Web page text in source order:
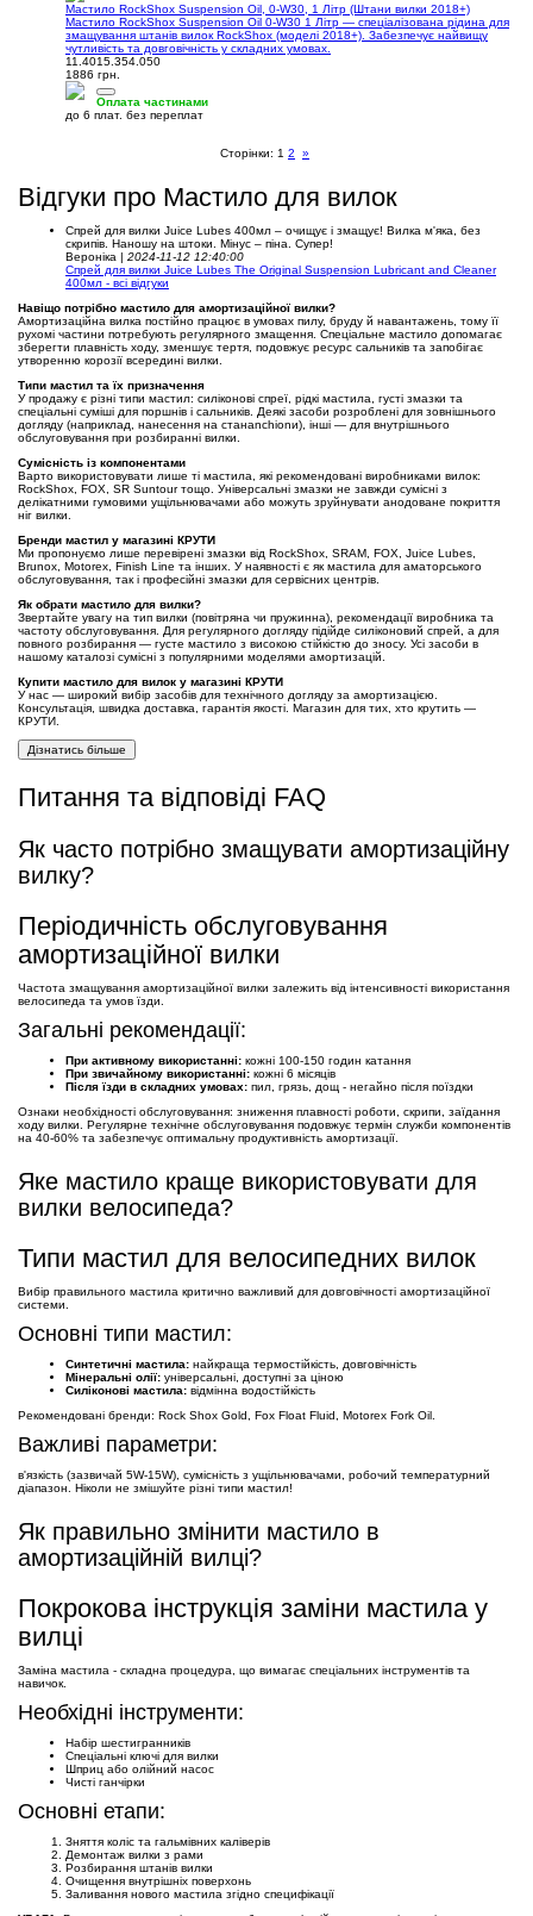
Мастило RockShox Suspension Oil, 0-W30, 1 Літр (Штани вилки 2018+)
Мастило RockShox Suspension Oil 0-W30 1 Літр — спеціалізована рідина для
змащування штанів вилок RockShox (моделі 2018+). Забезпечує найвищу
чутливість та довговічність у складних умовах.
11.4015.354.050
1886 грн.
Оплата частинами
до 6 плат. без переплат
Сторінки: 1 2 »
Відгуки про Мастило для вилок
Спрей для вилки Juice Lubes 400мл – очищує і змащує! Вилка м'яка, без
скрипів. Наношу на штоки. Мінус – піна. Супер!
Вероніка | 2024-11-12 12:40:00
Спрей для вилки Juice Lubes The Original Suspension Lubricant and Cleaner
400мл - всі відгуки
Навіщо потрібно мастило для амортизаційної вилки?
Амортизаційна вилка постійно працює в умовах пилу, бруду й навантажень, тому її
рухомі частини потребують регулярного змащення. Спеціальне мастило допомагає
зберегти плавність ходу, зменшує тертя, подовжує ресурс сальників та запобігає
утворенню корозії всередині вилки.
Типи мастил та їх призначення
У продажу є різні типи мастил: силіконові спреї, рідкі мастила, густі змазки та
спеціальні суміші для поршнів і сальників. Деякі засоби розроблені для зовнішнього
догляду (наприклад, нанесення на станanchionи), інші — для внутрішнього
обслуговування при розбиранні вилки.
Сумісність із компонентами
Варто використовувати лише ті мастила, які рекомендовані виробниками вилок:
RockShox, FOX, SR Suntour тощо. Універсальні змазки не завжди сумісні з
делікатними гумовими ущільнювачами або можуть зруйнувати анодоване покриття
ніг вилки.
Бренди мастил у магазині КРУТИ
Ми пропонуємо лише перевірені змазки від RockShox, SRAM, FOX, Juice Lubes,
Brunox, Motorex, Finish Line та інших. У наявності є як мастила для аматорського
обслуговування, так і професійні змазки для сервісних центрів.
Як обрати мастило для вилки?
Звертайте увагу на тип вилки (повітряна чи пружинна), рекомендації виробника та
частоту обслуговування. Для регулярного догляду підійде силіконовий спрей, а для
повного розбирання — густе мастило з високою стійкістю до зносу. Усі засоби в
нашому каталозі сумісні з популярними моделями амортизацій.
Купити мастило для вилок у магазині КРУТИ
У нас — широкий вибір засобів для технічного догляду за амортизацією.
Консультація, швидка доставка, гарантія якості. Магазин для тих, хто крутить —
КРУТИ.
Дізнатись більше
Питання та відповіді FAQ
Як часто потрібно змащувати амортизаційну
вилку?
Періодичність обслуговування
амортизаційної вилки
Частота змащування амортизаційної вилки залежить від інтенсивності використання
велосипеда та умов їзди.
Загальні рекомендації:
При активному використанні: кожні 100-150 годин катання
При звичайному використанні: кожні 6 місяців
Після їзди в складних умовах: пил, грязь, дощ - негайно після поїздки
Ознаки необхідності обслуговування: зниження плавності роботи, скрипи, заїдання
ходу вилки. Регулярне технічне обслуговування подовжує термін служби компонентів
на 40-60% та забезпечує оптимальну продуктивність амортизації.
Яке мастило краще використовувати для
вилки велосипеда?
Типи мастил для велосипедних вилок
Вибір правильного мастила критично важливий для довговічності амортизаційної
системи.
Основні типи мастил:
Синтетичні мастила: найкраща термостійкість, довговічність
Мінеральні олії: універсальні, доступні за ціною
Силіконові мастила: відмінна водостійкість
Рекомендовані бренди: Rock Shox Gold, Fox Float Fluid, Motorex Fork Oil.
Важливі параметри:
в'язкість (зазвичай 5W-15W), сумісність з ущільнювачами, робочий температурний
діапазон. Ніколи не змішуйте різні типи мастил!
Як правильно змінити мастило в
амортизаційній вилці?
Покрокова інструкція заміни мастила у
вилці
Заміна мастила - складна процедура, що вимагає спеціальних інструментів та
навичок.
Необхідні інструменти:
Набір шестигранників
Спеціальні ключі для вилки
Шприц або олійний насос
Чисті ганчірки
Основні етапи:
Зняття коліс та гальмівних каліверів
Демонтаж вилки з рами
Розбирання штанів вилки
Очищення внутрішніх поверхонь
Заливання нового мастила згідно специфікації